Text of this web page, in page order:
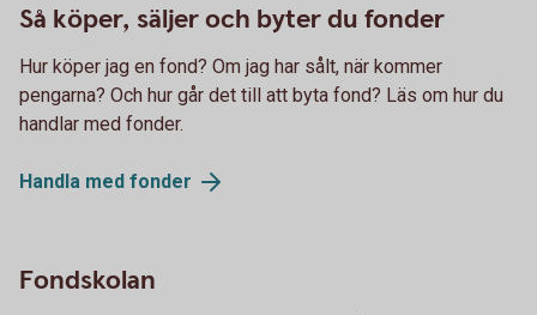
Så köper, säljer och byter du fonder
Hur köper jag en fond? Om jag har sålt, när kommer
pengarna? Och hur går det till att byta fond? Läs om hur du
handlar med fonder.
Handla med fonder
Fondskolan